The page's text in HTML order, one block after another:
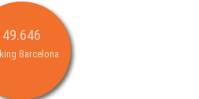
49.646
Barcelona